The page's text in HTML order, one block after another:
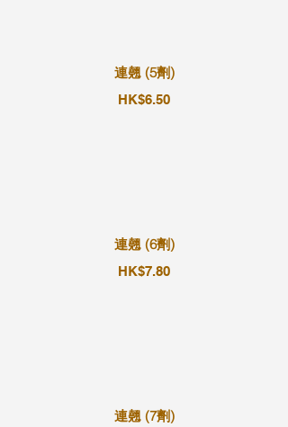
連翹 (5劑)
HK$6.50
連翹 (6劑)
HK$7.80
連翹 (7劑)